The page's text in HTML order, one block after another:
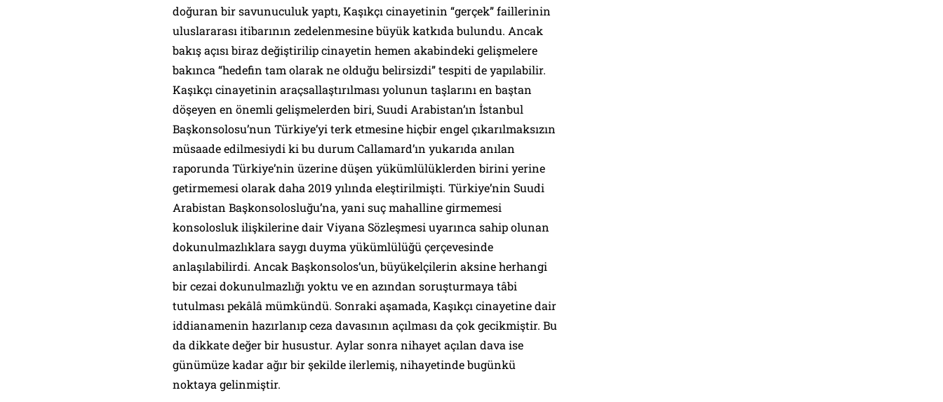
doğuran bir savunuculuk yaptı, Kaşıkçı cinayetinin “gerçek” faillerinin
uluslararası itibarının zedelenmesine büyük katkıda bulundu. Ancak
bakış açısı biraz değiştirilip cinayetin hemen akabindeki gelişmelere
bakınca “hedefin tam olarak ne olduğu belirsizdi” tespiti de yapılabilir.
Kaşıkçı cinayetinin araçsallaştırılması yolunun taşlarını en baştan
döşeyen en önemli gelişmelerden biri, Suudi Arabistan’ın İstanbul
Başkonsolosu’nun Türkiye’yi terk etmesine hiçbir engel çıkarılmaksızın
müsaade edilmesiydi ki bu durum Callamard’ın yukarıda anılan
raporunda Türkiye’nin üzerine düşen yükümlülüklerden birini yerine
getirmemesi olarak daha 2019 yılında eleştirilmişti. Türkiye’nin Suudi
Arabistan Başkonsolosluğu’na, yani suç mahalline girmemesi
konsolosluk ilişkilerine dair Viyana Sözleşmesi uyarınca sahip olunan
dokunulmazlıklara saygı duyma yükümlülüğü çerçevesinde
anlaşılabilirdi. Ancak Başkonsolos’un, büyükelçilerin aksine herhangi
bir cezai dokunulmazlığı yoktu ve en azından soruşturmaya tâbi
tutulması pekâlâ mümkündü. Sonraki aşamada, Kaşıkçı cinayetine dair
iddianamenin hazırlanıp ceza davasının açılması da çok gecikmiştir. Bu
da dikkate değer bir husustur. Aylar sonra nihayet açılan dava ise
günümüze kadar ağır bir şekilde ilerlemiş, nihayetinde bugünkü
noktaya gelinmiştir.